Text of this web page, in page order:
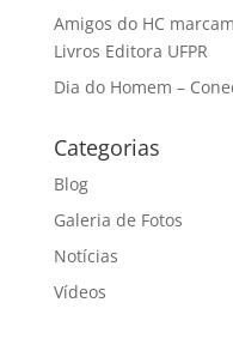
Amigos do HC
Livros Editora UFPR
Dia do Homem –
Categorias
Blog
Galeria de Fotos
Notícias
Vídeos